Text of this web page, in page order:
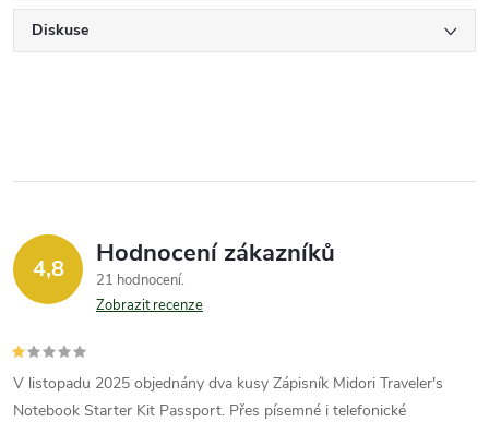
Diskuse
4,8 Hodnocení zákazníků
21 hodnocení
Zobrazit recenze
V listopadu 2025 objednány dva kusy Zápisník Midori Traveler's
Notebook Starter Kit Passport. Přes písemné i telefonické